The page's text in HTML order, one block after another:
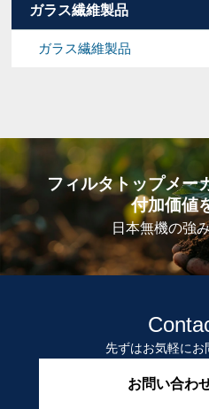
ガラス繊維製品
ガラス繊維製品
フィルタトップメー
付加価値
日本無機の強
先ずはお気軽にお
お問い合わ